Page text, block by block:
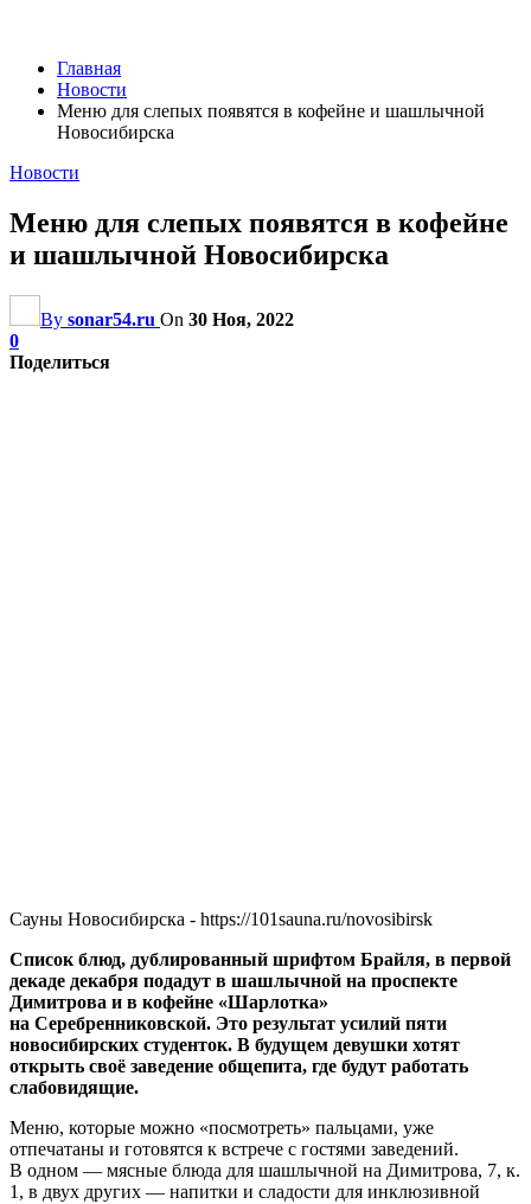
Главная
Новости
Меню для слепых появятся в кофейне и шашлычной
Новосибирска
Новости
Меню для слепых появятся в кофейне
и шашлычной Новосибирска
By sonar54.ru On 30 Ноя, 2022
0
Поделиться
Сауны Новосибирска - https://101sauna.ru/novosibirsk
Список блюд, дублированный шрифтом Брайля, в первой
декаде декабря подадут в шашлычной на проспекте
Димитрова и в кофейне «Шарлотка»
на Серебренниковской. Это результат усилий пяти
новосибирских студенток. В будущем девушки хотят
открыть своё заведение общепита, где будут работать
слабовидящие.
Меню, которые можно «посмотреть» пальцами, уже
отпечатаны и готовятся к встрече с гостями заведений.
В одном — мясные блюда для шашлычной на Димитрова, 7, к.
1, в двух других — напитки и сладости для инклюзивной